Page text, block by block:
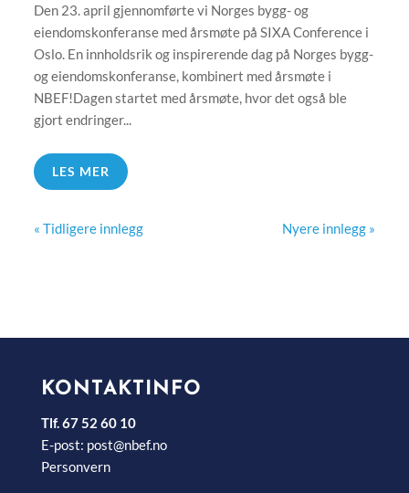
Den 23. april gjennomførte vi Norges bygg- og
eiendomskonferanse med årsmøte på SIXA Conference i
Oslo. En innholdsrik og inspirerende dag på Norges bygg-
og eiendomskonferanse, kombinert med årsmøte i
NBEF!Dagen startet med årsmøte, hvor det også ble
gjort endringer...
LES MER
« Tidligere innlegg Nyere innlegg »
KONTAKTINFO
Tlf. 67 52 60 10
E-post: post@nbef.no
Personvern